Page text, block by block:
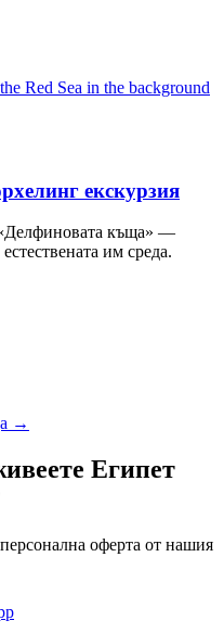
екскурзия
къща» —
им среда.
→
Египет
оферта от нашия